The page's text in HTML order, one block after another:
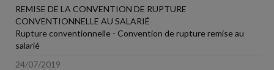
REMISE DE LA CONVENTION DE RUPTURE
CONVENTIONNELLE AU SALARIÉ
Rupture conventionnelle - Convention de rupture remise au
salarié
24/07/2019